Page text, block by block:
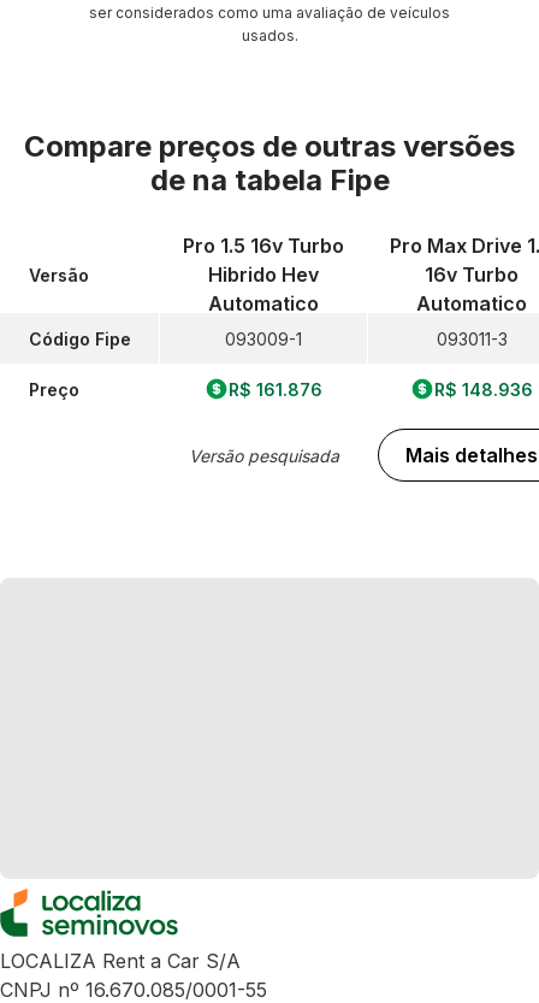
ser considerados como uma avaliação de veículos
usados.
Compare preços de outras versões
de na tabela Fipe
Versão
Código Fipe
Preço
Pro 1.5 16v Turbo
Hibrido Hev
Automatico
093009-1
R$ 161.876
Versão pesquisada
Pro Max Drive
16v Turbo
Automatico
093011-3
R$ 148.936
Mais detalhes
LOCALIZA Rent a Car S/A
CNPJ nº 16.670.085/0001-55